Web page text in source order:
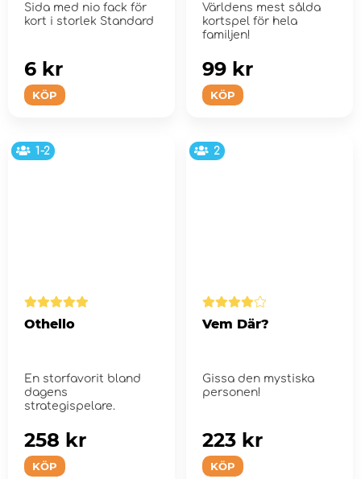
Sida med nio fack för
kort i storlek Standard
KÖP
6 kr
Världens mest sålda
kortspel för hela
familjen!
KÖP
99 kr
1-2
Othello
En storfavorit bland
dagens
strategispelare.
KÖP
258 kr
2
Vem Där?
Gissa den mystiska
personen!
KÖP
223 kr